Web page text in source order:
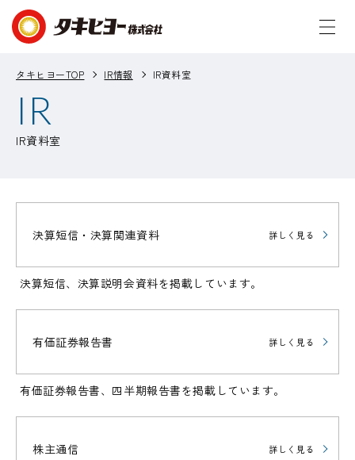
タキヒヨーTOP IR情報 IR資料室
IR
IR資料室
決算短信・決算関連資料 詳しく見る
決算短信、決算説明会資料を掲載しています。
有価証券報告書 詳しく見る
有価証券報告書、四半期報告書を掲載しています。
株主通信 詳しく見る